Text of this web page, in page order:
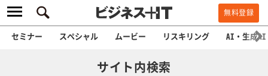
無料登録
セミナー スペシャル ムービー リスキリング AI・生成AI
サイト内検索